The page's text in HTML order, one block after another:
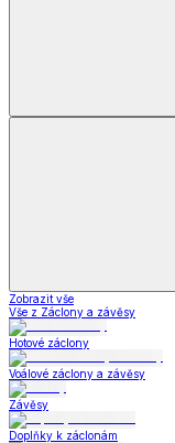
Zobrazit vše
Vše z Záclony a závěsy
Hotové záclony
Voálové záclony a závěsy
Závěsy
Doplňky k záclonám